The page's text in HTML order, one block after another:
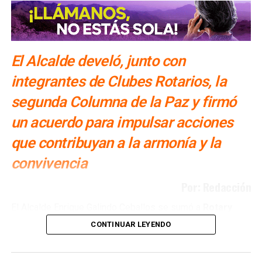
El Alcalde develó, junto con
integrantes de Clubes Rotarios, la
segunda Columna de la Paz y firmó
un acuerdo para impulsar acciones
que contribuyan a la armonía y la
convivencia
International y a los Clubes Rotarios de San Luis
Potosí en la promoción de la paz, al develar la
Columna de la Paz a un costado del parque de
CONTINUAR LEYENDO